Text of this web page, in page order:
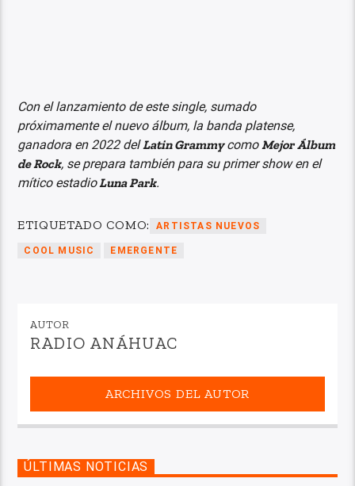
Con el lanzamiento de este single, sumado
próximamente el nuevo álbum, la banda platense,
ganadora en 2022 delLatin GrammycomoMejor Álbum
de Rock, se prepara también para su primer show en el
mítico estadioLuna Park.
ETIQUETADO COMO: ARTISTAS NUEVOS
COOL MUSIC EMERGENTE
AUTOR
RADIO ANÁHUAC
ARCHIVOS DEL AUTOR
ÚLTIMAS NOTICIAS